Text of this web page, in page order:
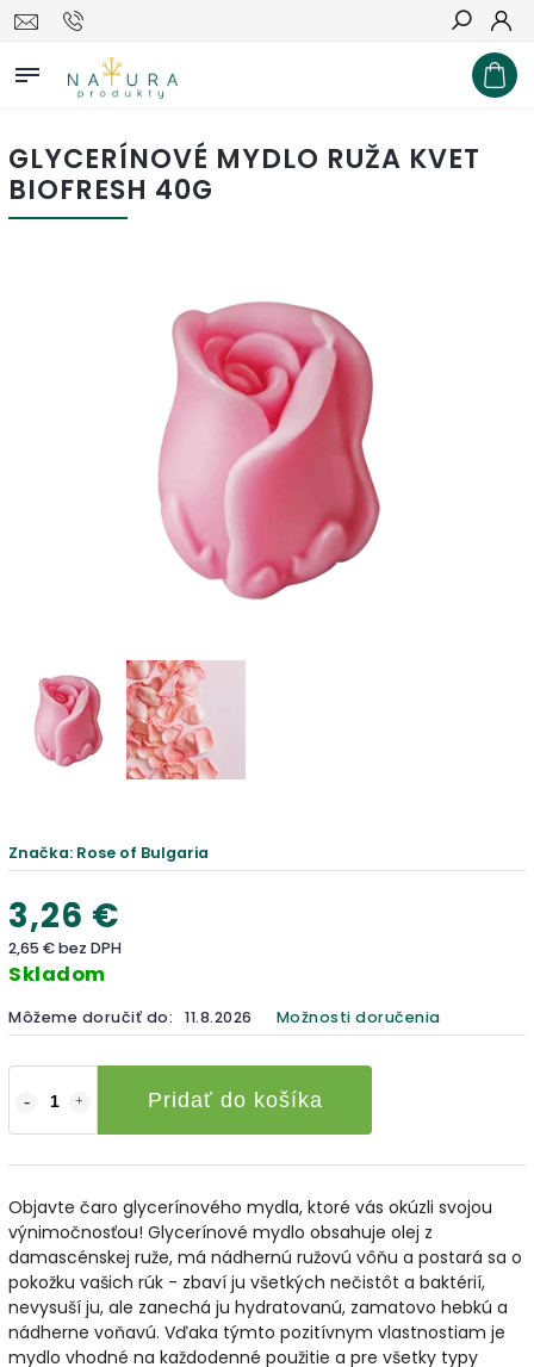
Hľadať
GLYCERÍNOVÉ MYDLO RUŽA KVET
BIOFRESH 40G
Značka: Rose of Bulgaria
3,26 €
2,65 € bez DPH
Skladom
Môžeme doručiť do: 11.8.2026 Možnosti doručenia
Pridať do košíka
Objavte čaro glycerínového mydla, ktoré vás okúzli svojou
výnimočnosťou! Glycerínové mydlo obsahuje olej z
damascénskej ruže, má nádhernú ružovú vôňu a postará sa o
pokožku vašich rúk - zbaví ju všetkých nečistôt a baktérií,
nevysuší ju, ale zanechá ju hydratovanú, zamatovo hebkú a
nádherne voňavú. Vďaka týmto pozitívnym vlastnostiam je
mydlo vhodné na každodenné použitie a pre všetky typy